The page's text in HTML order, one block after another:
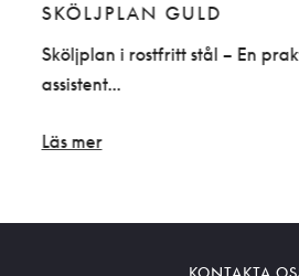
SKÖLJPLAN GULD
Sköljplan i rostfritt stål – En
assistent...
Läs mer
KONTAKTA